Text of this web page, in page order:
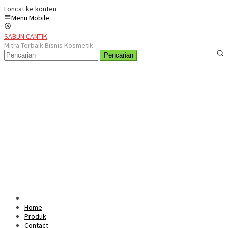
Loncat ke konten
Menu Mobile
SABUN CANTIK
Mitra Terbaik Bisnis Kosmetik
Pencarian
Home
Produk
Contact